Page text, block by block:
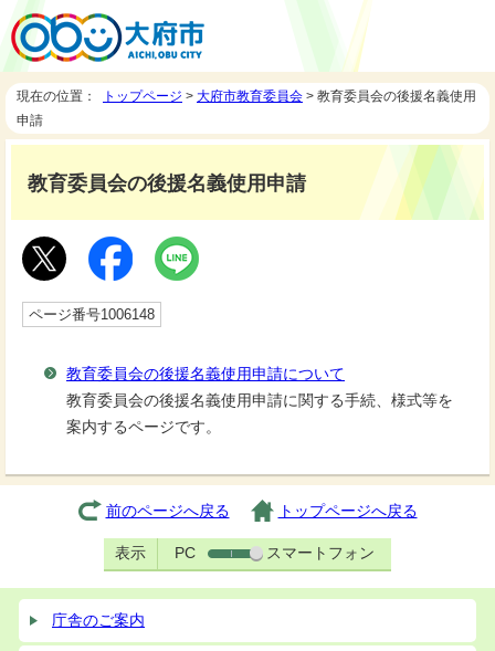
現在の位置： トップページ > 大府市教育委員会 > 教育委員会の後援名義使用
申請
教育委員会の後援名義使用申請
ページ番号1006148
教育委員会の後援名義使用申請について
教育委員会の後援名義使用申請に関する手続、様式等を
案内するページです。
前のページへ戻る トップページへ戻る
表示 PC スマートフォン
庁舎のご案内